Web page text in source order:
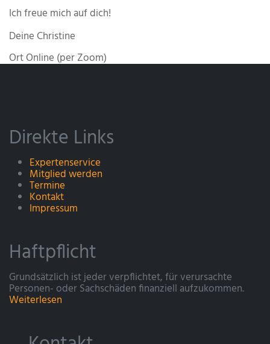
Ich freue mich auf dich!
Deine Christine
OrtOnline (per Zoom)
Direkte Links
Expertenservice
Mitglied werden
Termine
Kontakt
Impressum
Haftpflicht
Grundsätzlich ist jeder verpflichtet, für verursachte
Personen- oder Sachschäden finanziell aufzukommen.
Weiterlesen